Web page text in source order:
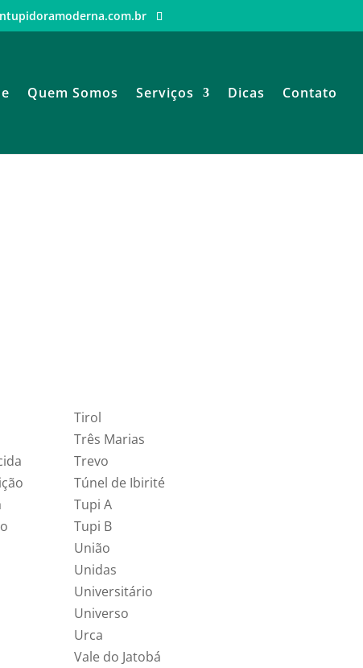
Quem Somos Serviços Dicas Contato
Tirol
Três Marias
Trevo
Túnel de Ibirité
Tupi A
Tupi B
União
Unidas
Universitário
Universo
Urca
Vale do Jatobá